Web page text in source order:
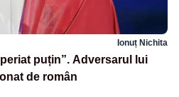
Ionuț Nichita
puțin”. Adversarul lui
de român